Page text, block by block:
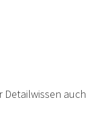
Detailwissen auch